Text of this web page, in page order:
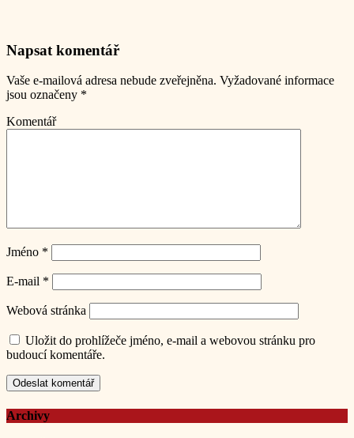
Napsat komentář
Vaše e-mailová adresa nebude zveřejněna. Vyžadované informace
jsou označeny *
Komentář
Jméno *
E-mail *
Webová stránka
Uložit do prohlížeče jméno, e-mail a webovou stránku pro
budoucí komentáře.
Archivy